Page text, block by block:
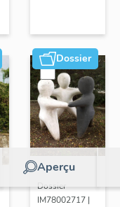
Dossier
Aperçu
Dossier
IM78002717 |